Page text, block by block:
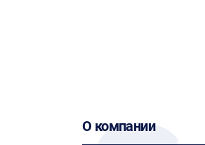
О компании